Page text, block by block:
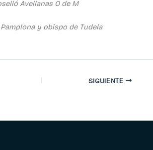
Avellanas O de M
y obispo de Tudela
SIGUIENTE